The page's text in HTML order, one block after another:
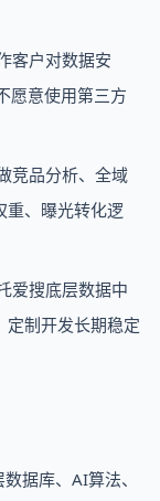
客户对数据安
愿意使用第三方
竞品分析、全域
重、曝光转化逻
爱搜底层数据中
定制开发长期稳定
据库、AI算法、